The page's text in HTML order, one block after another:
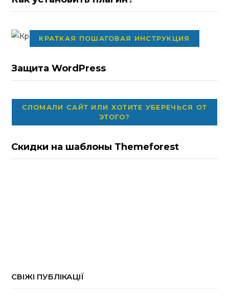
КРАТКАЯ ПОШАГОВАЯ ИНСТРУКЦИЯ
Защита WordPress
СЛОМАЛИ САЙТ ИЛИ ХОТИТЕ УБЕРЕЧЬСЯ ОТ
ЭТОГО?
Скидки на шаблоны Themeforest
СВІЖІ ПУБЛІКАЦІЇ